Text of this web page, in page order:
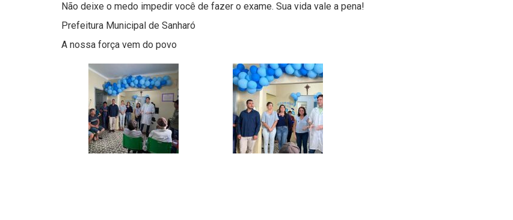
Não deixe o medo impedir você de fazer o exame. Sua vida vale a pena!
Prefeitura Municipal de Sanharó
A nossa força vem do povo